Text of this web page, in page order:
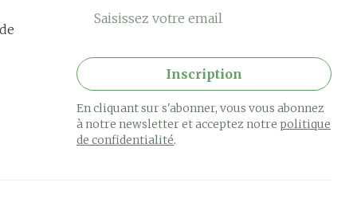
Adresse mail
Inscription
En cliquant sur s'abonner, vous vous abonnez
à notre newsletter et acceptez notrepolitique
de confidentialité.